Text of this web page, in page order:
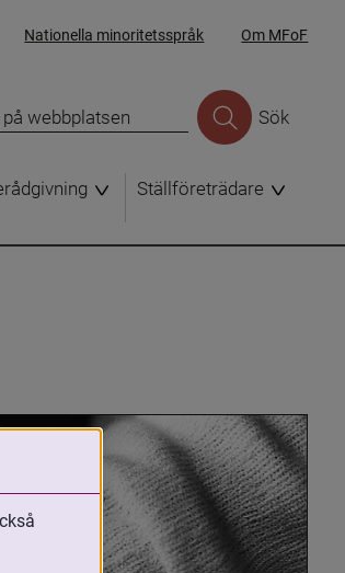
Nationella minoritetsspråk Om MFoF
Sök
Ställföreträdare